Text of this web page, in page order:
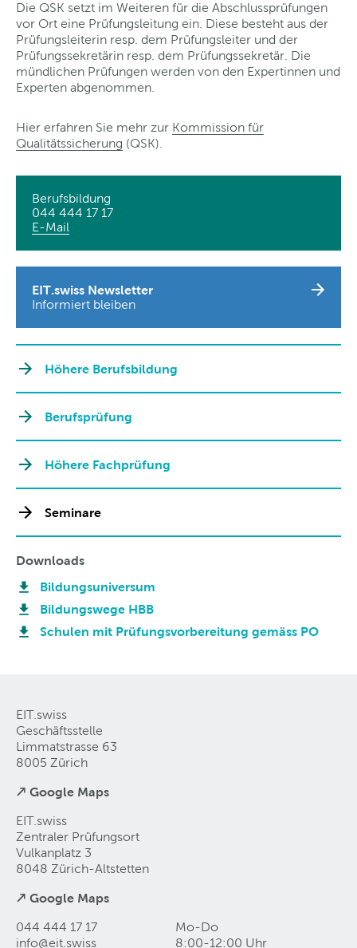
Die QSK setzt im Weiteren für die Abschlussprüfungen
vor Ort eine Prüfungsleitung ein. Diese besteht aus der
Prüfungsleiterin resp. dem Prüfungsleiter und der
Prüfungssekretärin resp. dem Prüfungssekretär. Die
mündlichen Prüfungen werden von den Expertinnen und
Experten abgenommen.
Hier erfahren Sie mehr zur Kommission für
Qualitätssicherung (QSK).
Berufsbildung
044 444 17 17
E-Mail
EIT.swiss Newsletter
Informiert bleiben
Höhere Berufsbildung
Berufsprüfung
Höhere Fachprüfung
Seminare
Downloads
Bildungsuniversum
Bildungswege HBB
Schulen mit Prüfungsvorbereitung gemäss PO
EIT.swiss
Geschäftsstelle
Limmatstrasse 63
8005 Zürich
↗ Google Maps
EIT.swiss
Zentraler Prüfungsort
Vulkanplatz 3
8048 Zürich-Altstetten
↗ Google Maps
044 444 17 17
info@eit swiss
Mo-Do
8:00-12:00 Uhr